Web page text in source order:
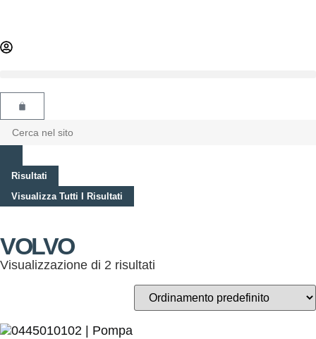
Risultati
Visualizza Tutti I Risultati
VOLVO
Visualizzazione di 2 risultati